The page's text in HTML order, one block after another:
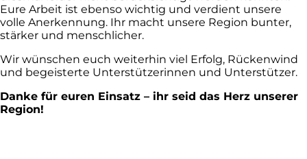
Eure Arbeit ist ebenso wichtig und verdient unsere
volle Anerkennung. Ihr macht unsere Region bunter,
stärker und menschlicher.
Wir wünschen euch weiterhin viel Erfolg, Rückenwind
und begeisterte Unterstützerinnen und Unterstützer.
Danke für euren Einsatz – ihr seid das Herz unserer
Region!